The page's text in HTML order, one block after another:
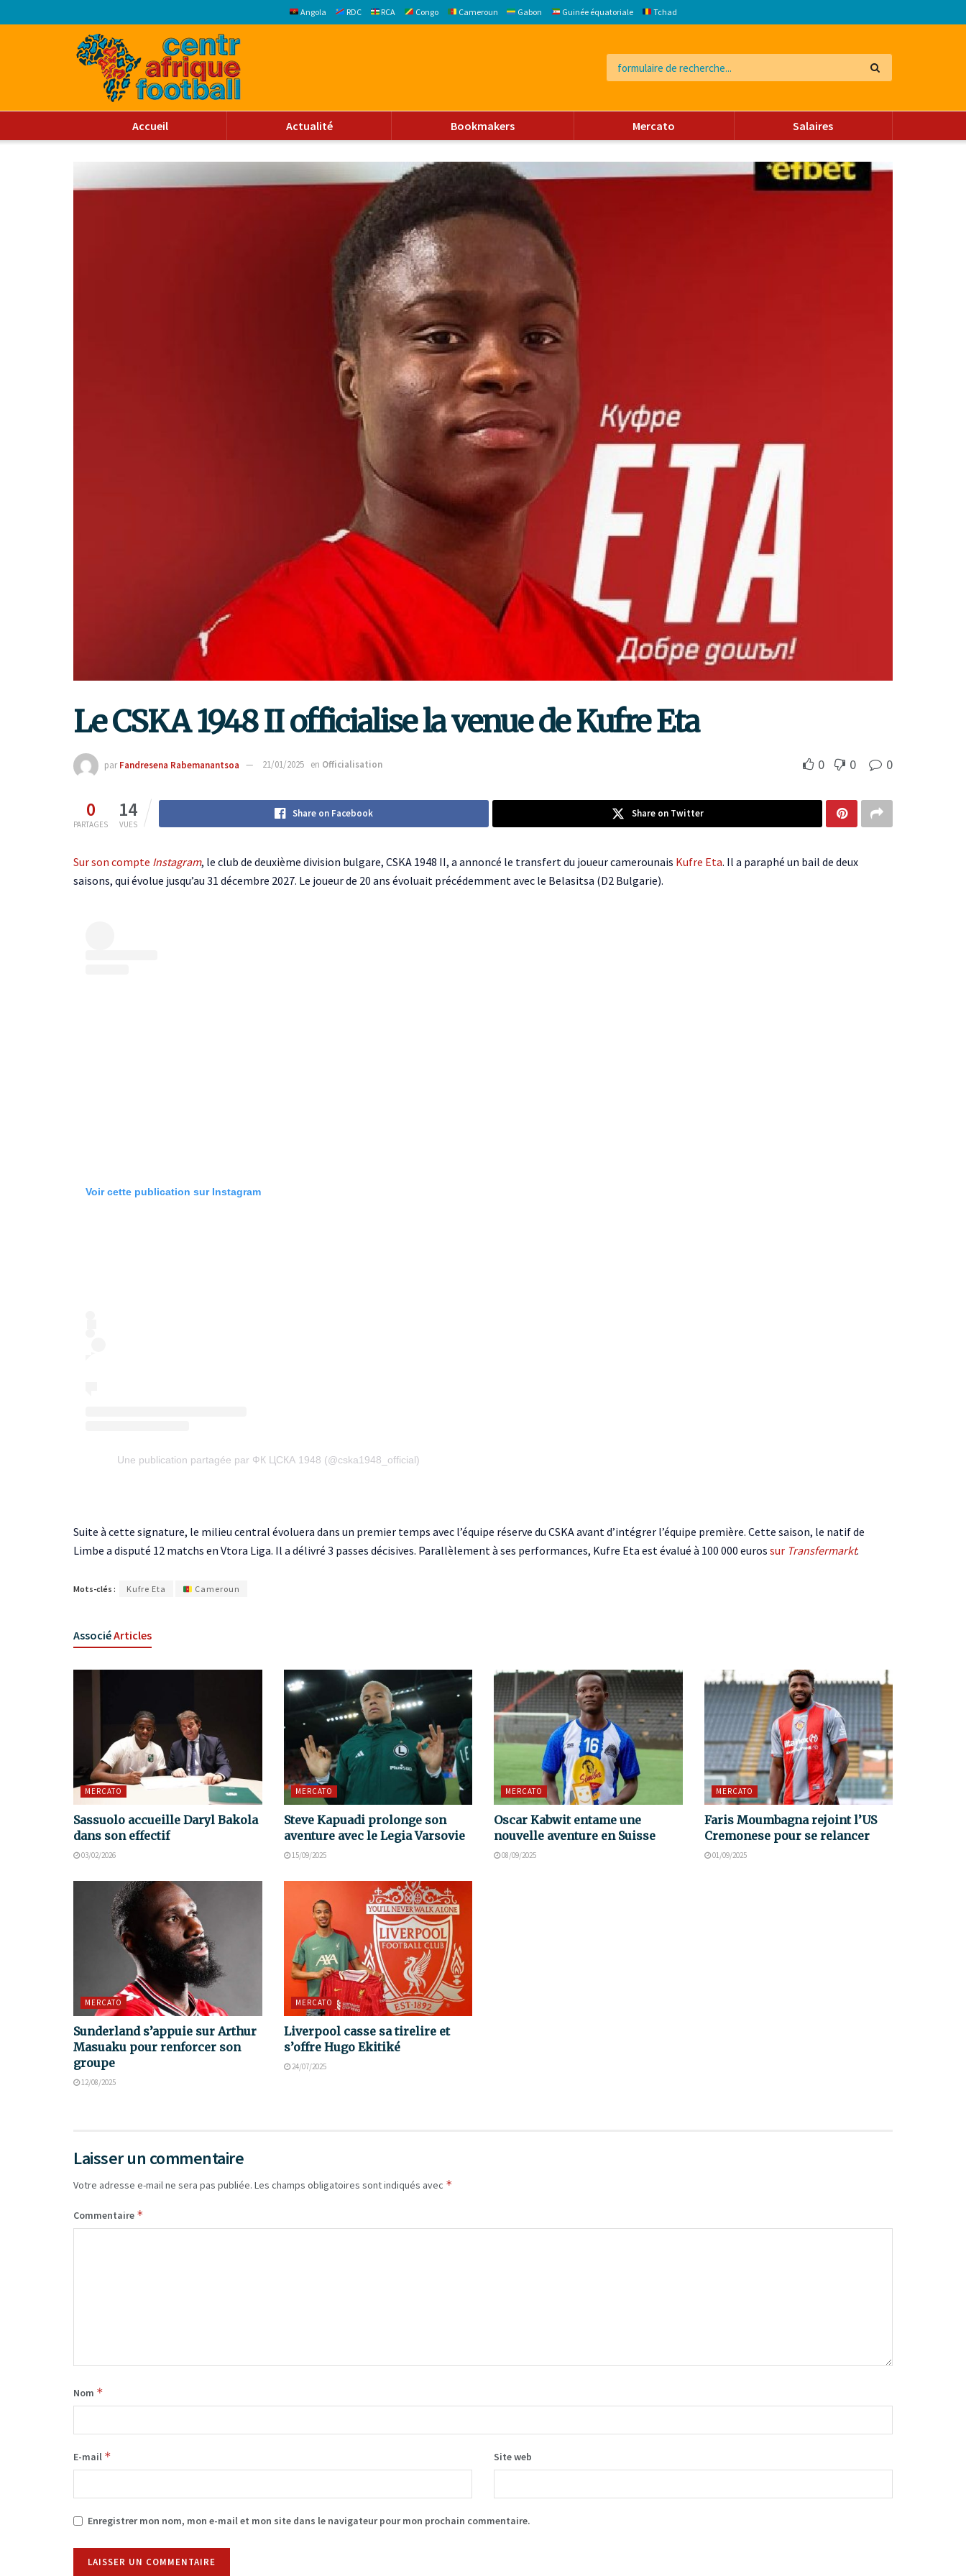
Angola RDC RCA Congo Cameroun Gabon Guinée équatoriale Tchad
Accueil Actualité Bookmakers Mercato Salaires
Le CSKA 1948 II officialise la venue de Kufre Eta
par Fandresena Rabemanantsoa 21/01/2025 en Officialisation 0 0 0
0
PARTAGES
14
VUES
Share on Facebook Share on Twitter
Sur son compte Instagram, le club de deuxième division bulgare, CSKA 1948 II, a annoncé le transfert du joueur camerounais Kufre Eta. Il a paraphé un bail de deux
saisons, qui évolue jusqu’au 31 décembre 2027. Le joueur de 20 ans évoluait précédemment avec le Belasitsa (D2 Bulgarie).
Voir cette publication sur Instagram
Une publication partagée par ФК ЦСКА 1948 (@cska1948_official)
Suite à cette signature, le milieu central évoluera dans un premier temps avec l’équipe réserve du CSKA avant d’intégrer l’équipe première. Cette saison, le natif de
Limbe a disputé 12 matchs en Vtora Liga. Il a délivré 3 passes décisives. Parallèlement à ses performances, Kufre Eta est évalué à 100 000 euros sur Transfermarkt.
Mots-clés : Kufre Eta Cameroun
AssociéArticles
MERCATO
Sassuolo accueille Daryl Bakola
dans son effectif
03/02/2026
MERCATO
Steve Kapuadi prolonge son
aventure avec le Legia Varsovie
15/09/2025
MERCATO
Oscar Kabwit entame une
nouvelle aventure en Suisse
08/09/2025
MERCATO
Faris Moumbagna rejoint l’US
Cremonese pour se relancer
01/09/2025
MERCATO
Sunderland s’appuie sur Arthur
Masuaku pour renforcer son
groupe
12/08/2025
MERCATO
Liverpool casse sa tirelire et
s’offre Hugo Ekitiké
24/07/2025
Laisser un commentaire
Votre adresse e-mail ne sera pas publiée. Les champs obligatoires sont indiqués avec *
Commentaire *
Nom *
E-mail * Site web
Enregistrer mon nom, mon e-mail et mon site dans le navigateur pour mon prochain commentaire.